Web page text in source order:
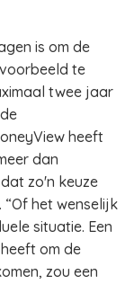
is om de
te
twee jaar
heeft
dan
zo'n keuze
het wenselijk
situatie. Een
om de
zou een